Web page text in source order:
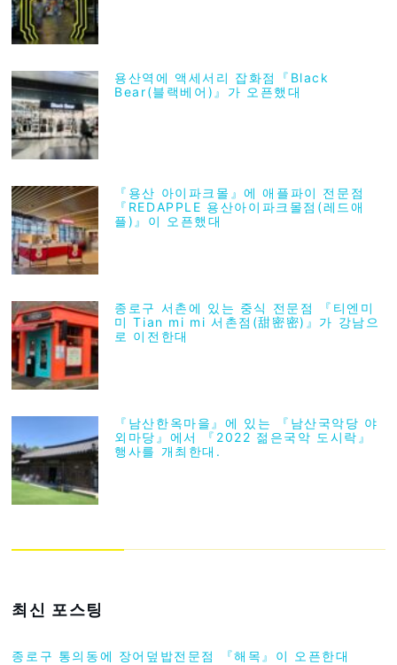
용산역에 액세서리 잡화점『Black
Bear(블랙베어)』가 오픈했대
『용산 아이파크몰』에 애플파이 전문점
『REDAPPLE 용산아이파크몰점(레드애
플)』이 오픈했대
종로구 서촌에 있는 중식 전문점 『티엔미
미 Tian mi mi 서촌점(甜密密)』가 강남으
로 이전한대
『남산한옥마을』에 있는 『남산국악당 야
외마당』에서 『2022 젊은국악 도시락』
행사를 개최한대.
최신 포스팅
종로구 통의동에 장어덮밥전문점 『해목』이 오픈한대